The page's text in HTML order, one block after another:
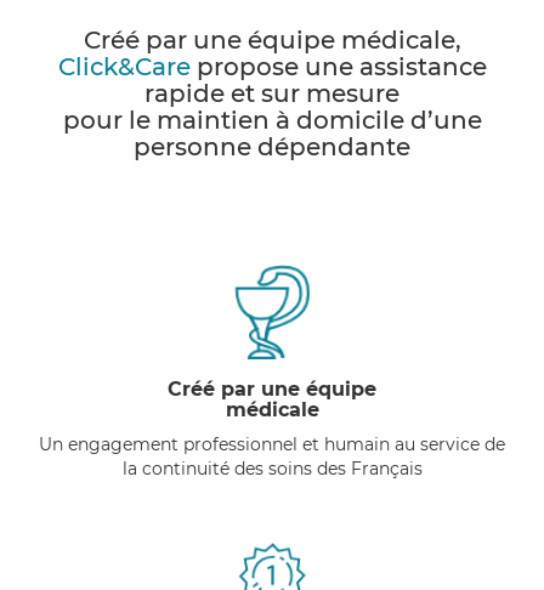
Créé par une équipe médicale,
Click&Carepropose une assistance
rapide et sur mesure
pour le maintien à domicile d’une
personne dépendante
Créé par une équipe
médicale
Un engagement professionnel et humain au service de
la continuité des soins des Français